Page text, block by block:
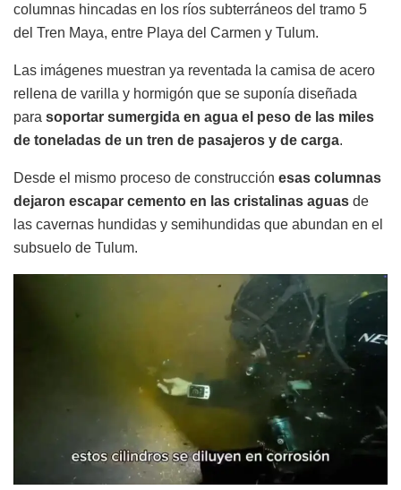
columnas hincadas en los ríos subterráneos del tramo 5
del Tren Maya, entre Playa del Carmen y Tulum.
Las imágenes muestran ya reventada la camisa de acero
rellena de varilla y hormigón que se suponía diseñada
para soportar sumergida en agua el peso de las miles
de toneladas de un tren de pasajeros y de carga.
Desde el mismo proceso de construcción esas columnas
dejaron escapar cemento en las cristalinas aguas de
las cavernas hundidas y semihundidas que abundan en el
subsuelo de Tulum.